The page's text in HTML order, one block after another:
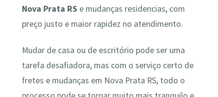
Nova Prata RS e mudanças residencias, com
preço justo e maior rapidez no atendimento.
Mudar de casa ou de escritório pode ser uma
tarefa desafiadora, mas com o serviço certo de
fretes e mudanças em Nova Prata RS, todo o